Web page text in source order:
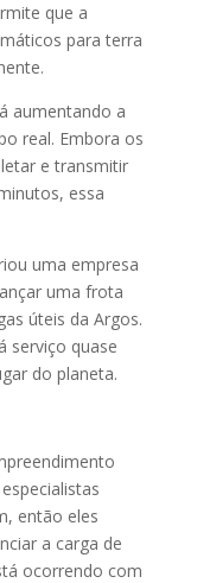
que a
para terra
aumentando a
real. Embora os
e transmitir
essa
uma empresa
uma frota
úteis da Argos.
serviço quase
do planeta.
então eles
a carga de
ocorrendo com